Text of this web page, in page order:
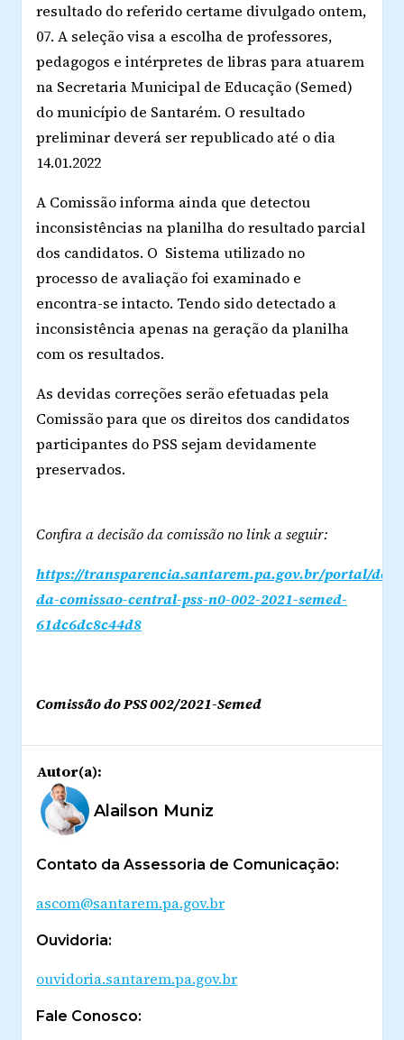
resultado do referido certame divulgado ontem,
07. A seleção visa a escolha de professores,
pedagogos e intérpretes de libras para atuarem
na Secretaria Municipal de Educação (Semed)
do município de Santarém. O resultado
preliminar deverá ser republicado até o dia
14.01.2022
A Comissão informa ainda que detectou
inconsistências na planilha do resultado parcial
dos candidatos. O Sistema utilizado no
processo de avaliação foi examinado e
encontra-se intacto. Tendo sido detectado a
inconsistência apenas na geração da planilha
com os resultados.
As devidas correções serão efetuadas pela
Comissão para que os direitos dos candidatos
participantes do PSS sejam devidamente
preservados.
Confira a decisão da comissão no link a seguir:
https://transparencia.santarem.pa.gov.br/portal/
da-comissao-central-pss-n0-002-2021-semed-
61dc6dc8c44d8
Comissão do PSS 002/2021-Semed
Autor(a):
Alailson Muniz
Contato da Assessoria de Comunicação:
ascom@santarem.pa.gov.br
Ouvidoria:
ouvidoria.santarem.pa.gov.br
Fale Conosco: